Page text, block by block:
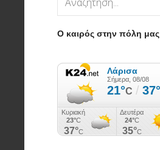
Ο καιρός στην πόλη μας